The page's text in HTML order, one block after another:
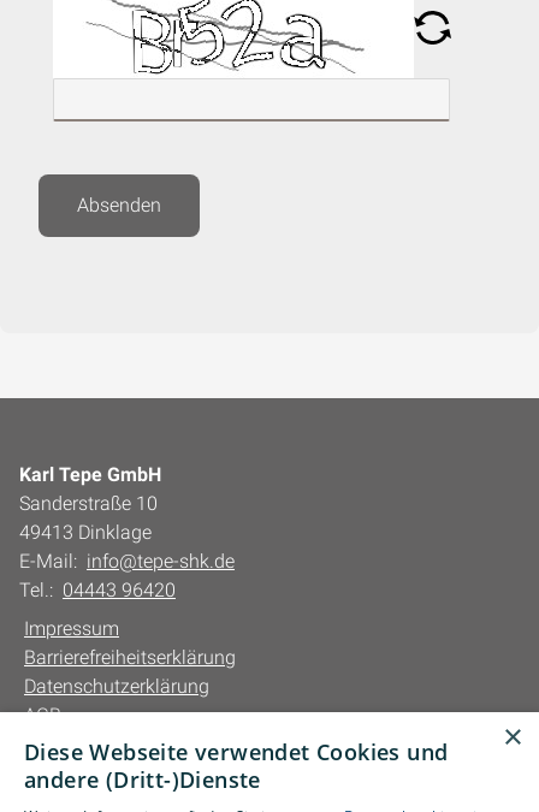
Absenden
Karl Tepe GmbH
Sanderstraße 10
49413 Dinklage
E-Mail: info@tepe-shk.de
Tel.: 04443 96420
Impressum
Barrierefreiheitserklärung
Datenschutzerklärung
AGB
Unsere Bereiche
×
Diese Webseite verwendet Cookies und
andere (Dritt-)Dienste